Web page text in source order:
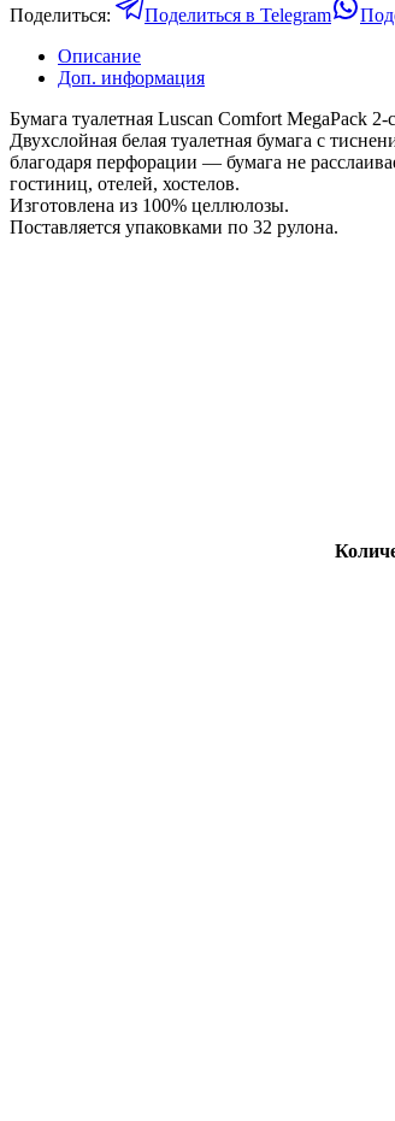
Поделиться:
Поделиться в Telegram
Описание
Доп. информация
Бумага туалетная Luscan Comfort MegaPack
Двухслойная белая туалетная бумага с
благодаря перфорации — бумага не
гостиниц, отелей, хостелов.
Изготовлена из 100% целлюлозы.
Поставляется упаковками по 32 рулона.